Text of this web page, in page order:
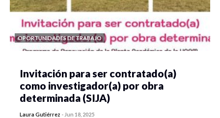
OPORTUNIDADES DE TRABAJO
Invitación para ser contratado(a)
como investigador(a) por obra
determinada (SIJA)
Laura Gutiérrez - Jun 18, 2025